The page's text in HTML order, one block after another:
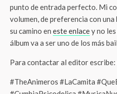
punto de entrada perfecto. Mi
volumen, de preferencia con
su camino en este enlacey no
álbum va a ser uno de los más
Para contactar al editor
#TheAnimeros #LaCamita